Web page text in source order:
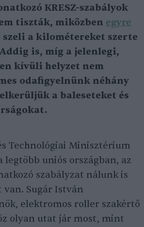
KRESZ-szabályok
tiszták, miközben egyre
szeli a kilométereket szerte
is, míg a jelenlegi,
kívüli helyzet nem
odafigyelnünk néhány
a baleseteket és
Technológiai Minisztérium
legtöbb uniós országban, az
szabályzat nálunk is
van. Sugár István
elektromos roller szakértő
olyan utat jár most, mint